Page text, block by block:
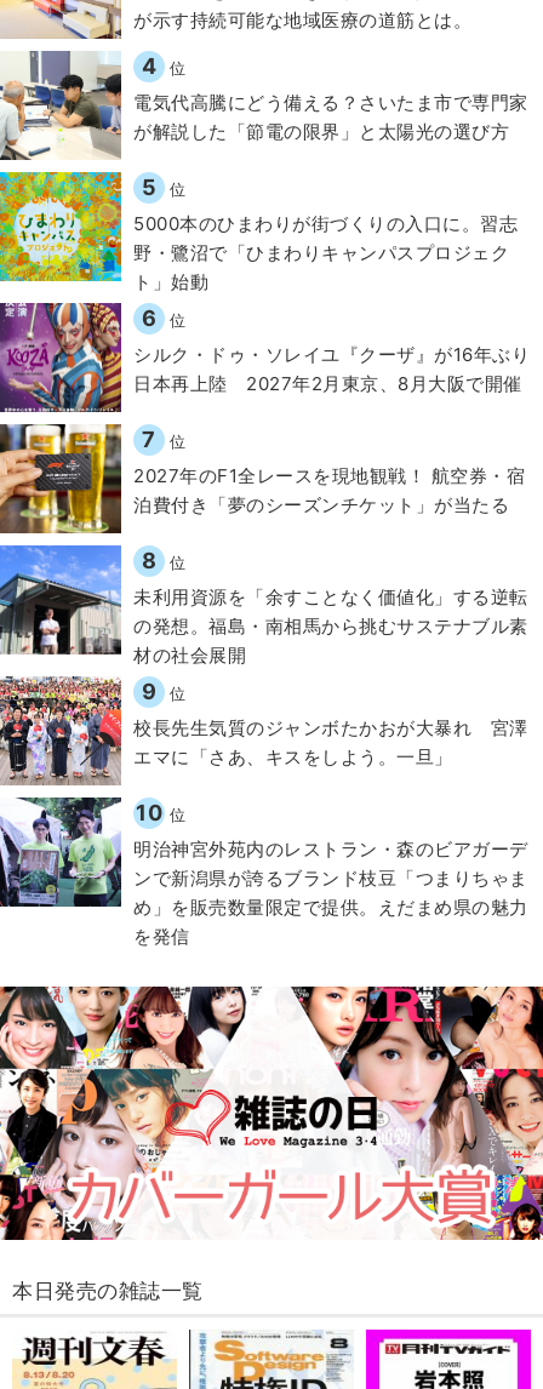
が示す持続可能な地域医療の道筋とは。
4 位
電気代高騰にどう備える？さいたま市で専門家
が解説した「節電の限界」と太陽光の選び方
5 位
5000本のひまわりが街づくりの入口に。習志
野・鷺沼で「ひまわりキャンパスプロジェク
ト」始動
6 位
シルク・ドゥ・ソレイユ『クーザ』が16年ぶり
日本再上陸 2027年2月東京、8月大阪で開催
7 位
2027年のF1全レースを現地観戦！ 航空券・宿
泊費付き「夢のシーズンチケット」が当たる
8 位
​​未利用資源を「余すことなく価値化」する逆転
の発想。福島・南相馬から挑むサステナブル素
材の社会展開​
9 位
校長先生気質のジャンボたかおが大暴れ 宮澤
エマに「さあ、キスをしよう。一旦」
10 位
明治神宮外苑内のレストラン・森のビアガーデ
ンで新潟県が誇るブランド枝豆「つまりちゃま
め」を販売数量限定で提供。えだまめ県の魅力
を発信
本日発売の雑誌一覧